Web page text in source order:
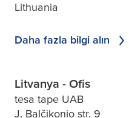
Lithuania
Daha fazla bilgi alın
Litvanya - Ofis
tesa tape UAB
J. Balčikonio str. 9